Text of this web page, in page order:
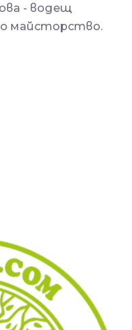
- водещ
майсторство.